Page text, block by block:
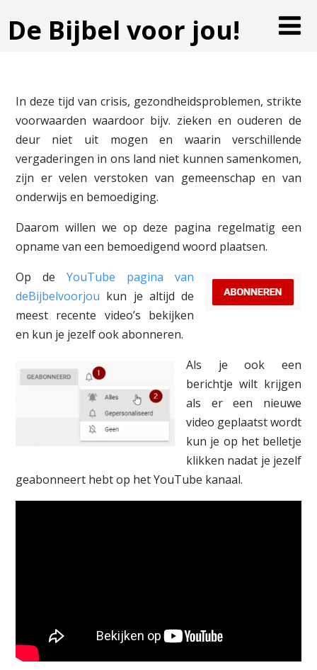
De Bijbel voor jou!
In deze tijd van crisis, gezondheidsproblemen, strikte
voorwaarden waardoor bijv. zieken en ouderen de
deur niet uit mogen en waarin verschillende
vergaderingen in ons land niet kunnen samenkomen,
zijn er velen verstoken van gemeenschap en van
onderwijs en bemoediging.
Daarom willen we op deze pagina regelmatig een
opname van een bemoedigend woord plaatsen.
Op de YouTube pagina van
deBijbelvoorjou kun je altijd de
meest recente video’s bekijken
en kun je jezelf ook abonneren.
Als je ook een
berichtje wilt krijgen
als er een nieuwe
video geplaatst wordt
kun je op het belletje
klikken nadat je jezelf
geabonneert hebt op het YouTube kanaal.